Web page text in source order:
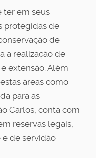
ter em seus
protegidas de
de
a realização de
extensão. Além
áreas como
para as
Carlos, conta com
reservas legais,
e de servidão